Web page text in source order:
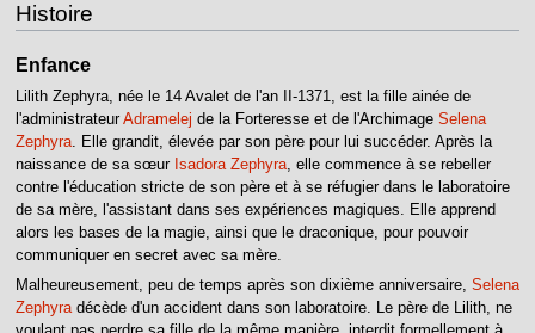
Histoire
Enfance
Lilith Zephyra, née le 14 Avalet de l'an II-1371, est la fille ainée de
l'administrateur Adramelej de la Forteresse et de l'Archimage Selena
Zephyra. Elle grandit, élevée par son père pour lui succéder. Après la
naissance de sa sœur Isadora Zephyra, elle commence à se rebeller
contre l'éducation stricte de son père et à se réfugier dans le laboratoire
de sa mère, l'assistant dans ses expériences magiques. Elle apprend
alors les bases de la magie, ainsi que le draconique, pour pouvoir
communiquer en secret avec sa mère.
Malheureusement, peu de temps après son dixième anniversaire, Selena
Zephyradécède d'un accident dans son laboratoire. Le père de Lilith, ne